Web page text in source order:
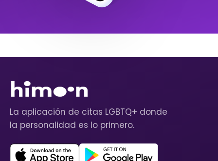
La aplicación de citas LGBTQ+ donde
la personalidad es lo primero.